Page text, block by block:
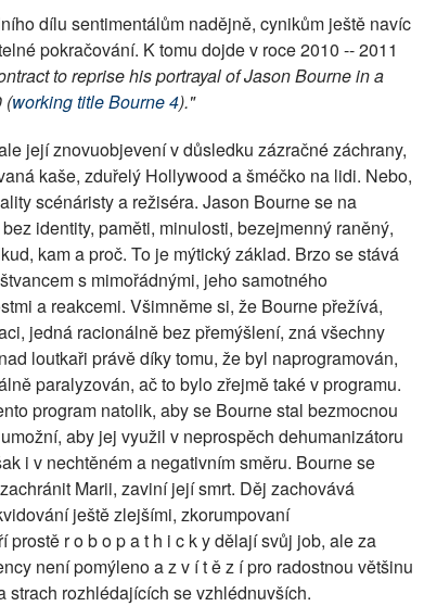
dílu sentimentálům nadějně, cynikům ještě navíc
pokračování. K tomu dojde v roce 2010 -- 2011
to reprise his portrayal of Jason Bourne in a
(working title Bourne 4)."
její znovuobjevení v důsledku zázračné záchrany,
kaše, zduřelý Hollywood a šméčko na lidi. Nebo,
scénáristy a režiséra. Jason Bourne se na
identity, paměti, minulosti, bezejmenný raněný,
kam a proč. To je mýtický základ. Brzo se stává
s mimořádnými, jeho samotného
a reakcemi. Všimněme si, že Bourne přežívá,
jedná racionálně bez přemýšlení, zná všechny
loutkaři právě díky tomu, že byl naprogramován,
paralyzován, ač to bylo zřejmě také v programu.
program natolik, aby se Bourne stal bezmocnou
aby jej využil v neprospěch dehumanizátoru
i v nechtěném a negativním směru. Bourne se
Marii, zaviní její smrt. Děj zachovává
ještě zlejšími, zkorumpovaní
r o b o p a t h i c k y dělají svůj job, ale za
není pomýleno a z v í t ě z í pro radostnou většinu
rozhlédajících se vzhlédnuvších.